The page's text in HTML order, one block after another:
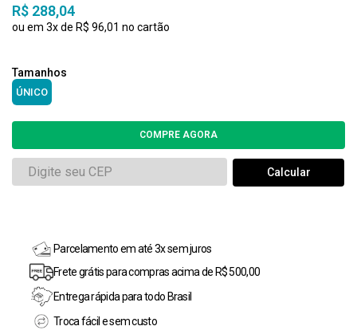
R$ 288,04
3x R$ 96,01
ÚNICO
Parcelamento em até 3x sem juros
Frete grátis para compras acima de R$ 500,00
Entrega rápida para todo Brasil
Troca fácil e sem custo